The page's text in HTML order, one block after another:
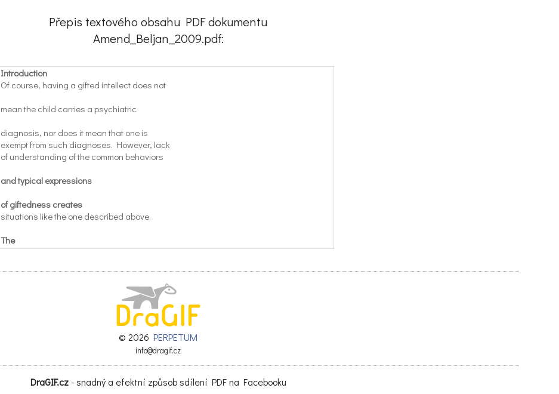
Přepis textového obsahu PDF dokumentu
Amend_Beljan_2009.pdf:
Introduction
Of course, having a gifted intellect does not
mean the child carries a psychiatric
diagnosis, nor does it mean that one is
exempt from such diagnoses. However, lack
of understanding of the common behaviors
and typical expressions
of giftedness creates
situations like the one described above.
The
traits and characteristics are misunderstood
the authors' belief-based on almost three
decades of collective experience as licensed
psychologists working with gifted children,
© 2026 PERPETUM
info@dragif.cz
DraGIF.cz- snadný a efektní způsob sdílení PDF na Facebooku